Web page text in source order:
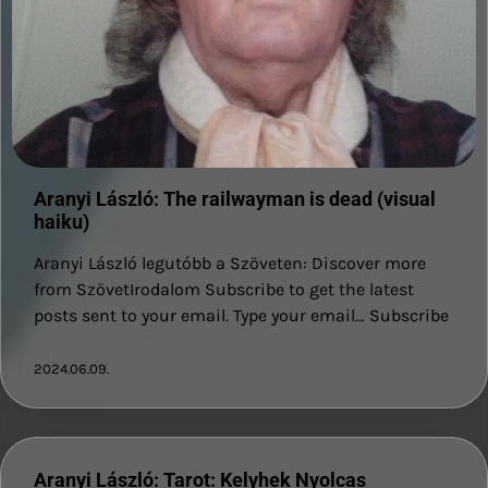
Aranyi László: The railwayman is dead (visual
haiku)
Aranyi László legutóbb a Szöveten: Discover more
from SzövetIrodalom Subscribe to get the latest
posts sent to your email. Type your email… Subscribe
2024.06.09.
Aranyi László: Tarot: Kelyhek Nyolcas